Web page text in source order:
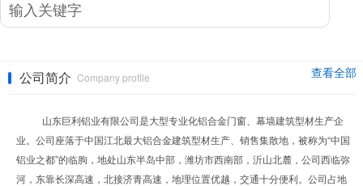
公司简介 Company profile
山东巨利铝业有限公司是大型专业化铝合金门窗、幕墙建筑型材生产企
业。公司座落于中国江北最大铝合金建筑型材生产、销售集散地，被称为“中国
铝业之都”的临朐，地处山东半岛中部，潍坊市西南部，沂山北麓，公司西临弥
河，东靠长深高速，北接济青高速，地理位置优越，交通十分便利。公司占地
查看全部